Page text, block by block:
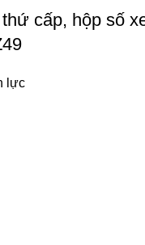
cấp, hộp số
lực